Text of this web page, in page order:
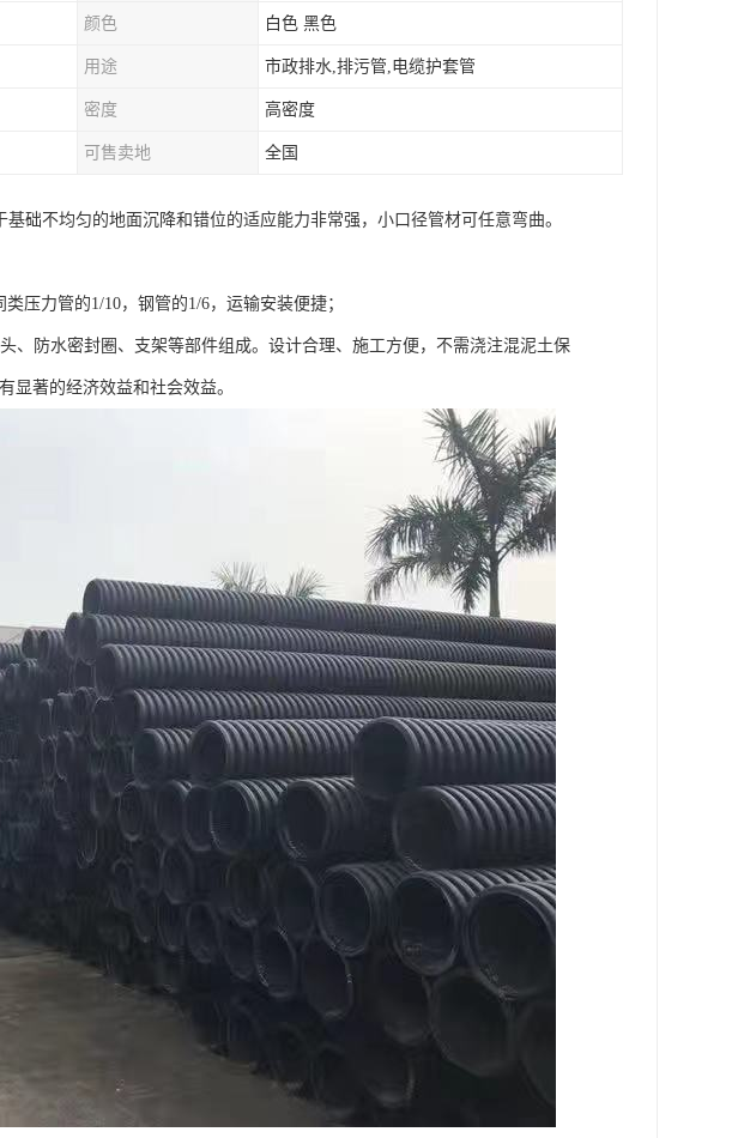
颜色 白色 黑色
用途 市政排水,排污管,电缆护套管
密度 高密度
可售卖地 全国
础不均匀的地面沉降和错位的适应能力非常强，小口径管材可任意弯曲。
压力管的1/10，钢管的1/6，运输安装便捷；
、防水密封圈、支架等部件组成。设计合理、施工方便，不需浇注混泥土保
显著的经济效益和社会效益。